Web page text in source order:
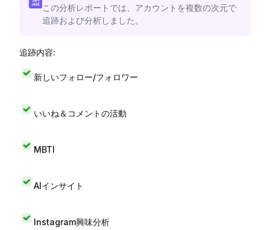
この分析レポートでは、アカウントを複数の次元で
追跡および分析しました。
追跡内容:
新しいフォロー/フォロワー
いいね＆コメントの活動
MBTI
AIインサイト
Instagram興味分析